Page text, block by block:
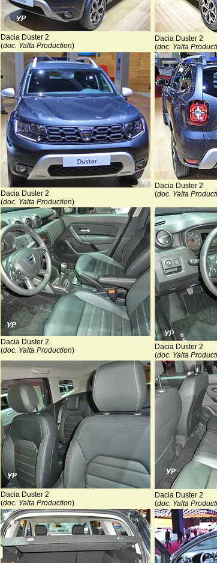
Dacia Duster 2
(doc. Yalta Production)
Dacia Duster 2
(doc. Yalta
Dacia Duster 2
(doc. Yalta Production)
Dacia Duster 2
(doc. Yalta
Dacia Duster 2
(doc. Yalta Production)
Dacia Duster 2
(doc. Yalta
Dacia Duster 2
(doc. Yalta Production)
Dacia Duster 2
(doc. Yalta